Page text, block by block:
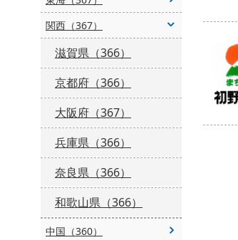
関西（367）
滋賀県（366）
京都府（366）
大阪府（367）
兵庫県（366）
奈良県（366）
和歌山県（366）
中国（360）